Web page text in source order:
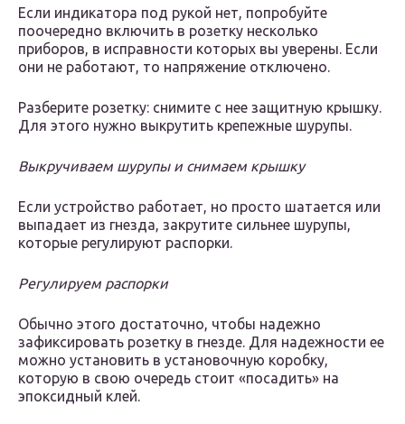
Если индикатора под рукой нет, попробуйте
поочередно включить в розетку несколько
приборов, в исправности которых вы уверены. Если
они не работают, то напряжение отключено.
Разберите розетку: снимите с нее защитную крышку.
Для этого нужно выкрутить крепежные шурупы.
Выкручиваем шурупы и снимаем крышку
Если устройство работает, но просто шатается или
выпадает из гнезда, закрутите сильнее шурупы,
которые регулируют распорки.
Регулируем распорки
Обычно этого достаточно, чтобы надежно
зафиксировать розетку в гнезде. Для надежности ее
можно установить в установочную коробку,
которую в свою очередь стоит «посадить» на
эпоксидный клей.